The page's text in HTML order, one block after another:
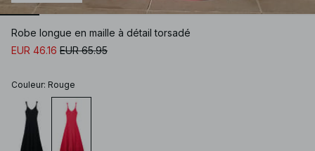
Robe longue en maille à détail torsadé
EUR 46.16 EUR 65.95
Couleur: Rouge